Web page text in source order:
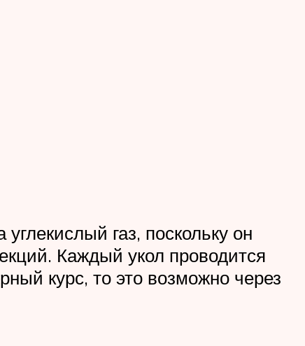
газ, поскольку он
Каждый укол проводится
курс, то это возможно через